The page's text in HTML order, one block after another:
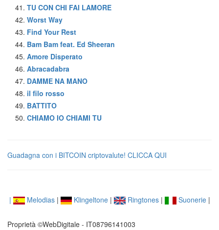
TU CON CHI FAI LAMORE
Worst Way
Find Your Rest
Bam Bam feat. Ed Sheeran
Amore Disperato
Abracadabra
DAMME NA MANO
il filo rosso
BATTITO
CHIAMO IO CHIAMI TU
Guadagna con i BITCOIN criptovalute! CLICCA QUI
| Melodias| Klingeltone| Ringtones| Suonerie|
Proprietà ©WebDigitale - IT08796141003